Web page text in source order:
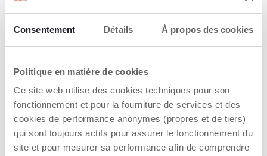
Consentement Détails À propos des cookies
Politique en matière de cookies
Ce site web utilise des cookies techniques pour son
fonctionnement et pour la fourniture de services et des
cookies de performance anonymes (propres et de tiers)
qui sont toujours actifs pour assurer le fonctionnement du
site et pour mesurer sa performance afin de comprendre
Kan ik meer dan één kortingscode gebruiken?
HEEFT U HET ANTWOORD DAT U
ZOCHT NIET GEVONDEN?
Vulhet contactformulier in.